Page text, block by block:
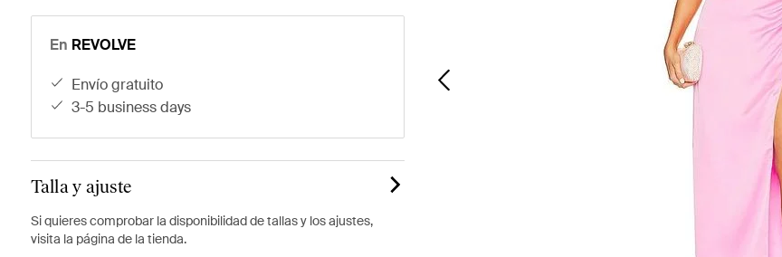
En REVOLVE
envío gratuito
3-5 business days
Talla y ajuste
Si quieres comprobar la disponibilidad de tallas y los ajustes,
visita la página de la tienda.